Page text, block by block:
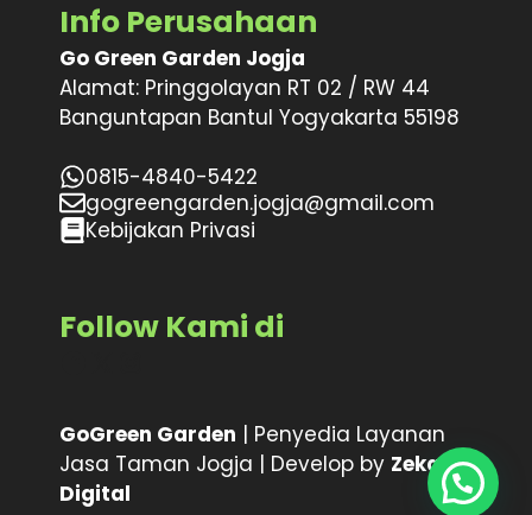
Info Perusahaan
Go Green Garden Jogja
Alamat: Pringgolayan RT 02 / RW 44
Banguntapan Bantul Yogyakarta 55198
0815-4840-5422
gogreengarden.jogja@gmail.com
Kebijakan Privasi
Follow Kami di
GoGreen Garden | Penyedia Layanan
Jasa Taman Jogja | Develop by Zeka
Digital